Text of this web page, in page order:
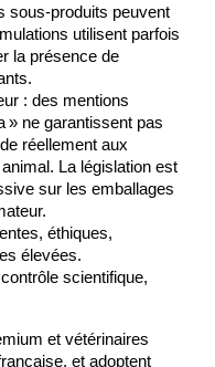
sous-produits peuvent
utilisent parfois
la présence de
: des mentions
» ne garantissent pas
réellement aux
La législation est
sur les emballages
éthiques,
élevées.
scientifique,
et vétérinaires
et adoptent